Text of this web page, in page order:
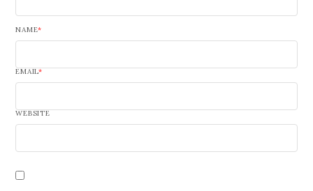
NAME*
EMAIL*
WEBSITE